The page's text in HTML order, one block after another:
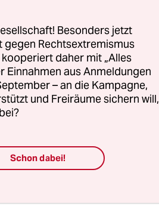
aber
wurden
in
Besonders jetzt
gegen Rechtsextremismus
daher mit „Alles
Einnahmen aus Anmeldungen
– an die Kampagne,
und Freiräume sichern will,
Schon dabei!